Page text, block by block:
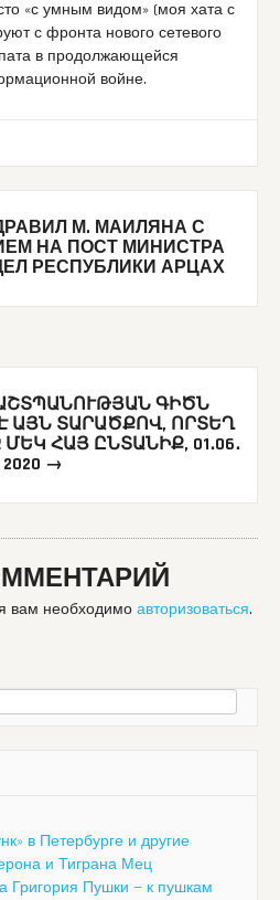
«с умным видом» (моя хата с
с фронта нового сетевого
в продолжающейся
войне.
М. МАИЛЯНА С
НА ПОСТ МИНИСТРА
РЕСПУБЛИКИ АРЦАХ
ԳԻԾՆ
ԱՅՆ ՏԱՐԱԾՔՈՎ, ՈՐՏԵՂ
ՀԱՅ ԸՆՏԱՆԻՔ, 01․06․
2020 →
вам необходимо авторизоваться.
в Петербурге и другие
и Тиграна Мец
Григория Пушки — к пушкам